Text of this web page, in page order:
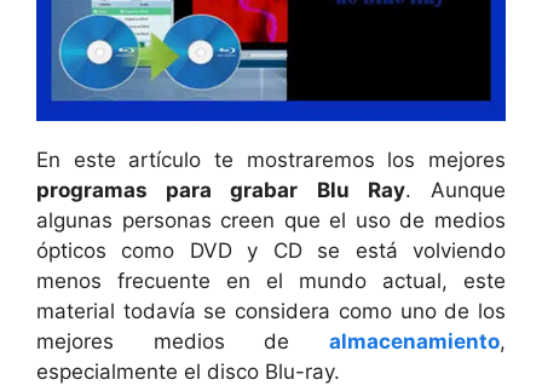
En este artículo te mostraremos los mejores
programas para grabar Blu Ray. Aunque
algunas personas creen que el uso de medios
ópticos como DVD y CD se está volviendo
menos frecuente en el mundo actual, este
material todavía se considera como uno de los
mejores medios de almacenamiento,
especialmente el disco Blu-ray.